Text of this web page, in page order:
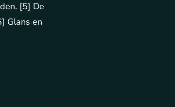
[5] De
Glans en